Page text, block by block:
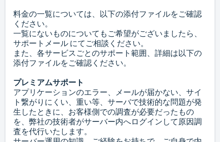
料金の一覧については、以下の添付ファイルをご確認
ください。
一覧にないものについてもご希望がございましたら、
サポートメール にてご相談ください。
また、各サービスごとのサポート範囲、詳細は以下の
添付ファイルをご確認ください。
プレミアムサポート
アプリケーションのエラー、メールが届かない、サイ
ト繋がりにくい、重い等、サーバで技術的な問題が発
生したときに、お客様側での調査が必要だったもの
を、弊社の技術者がサーバー内へログインして原因調
査を代行いたします。